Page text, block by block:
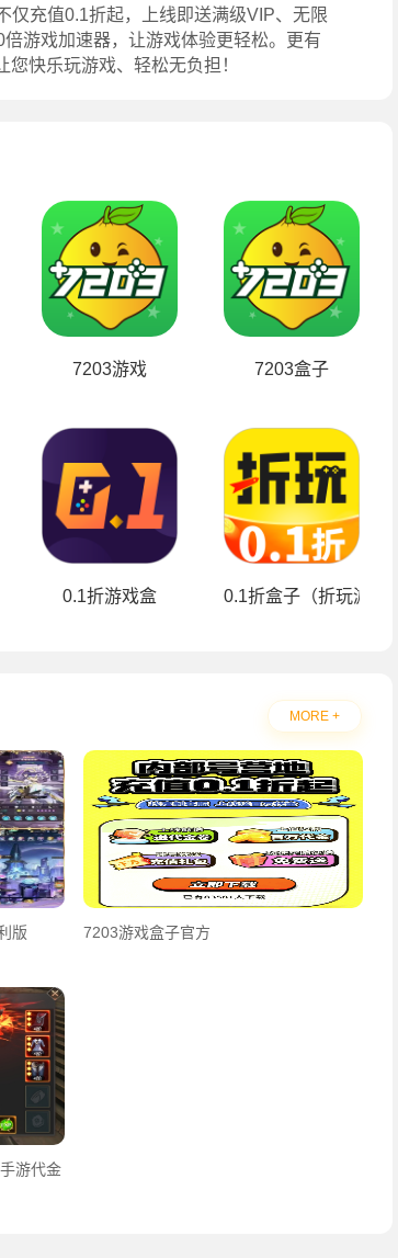
仅充值0.1折起，上线即送满级VIP、无限
游戏加速器，让游戏体验更轻松。更有
快乐玩游戏、轻松无负担！
7203游戏 7203盒子
0.1折游戏盒 0.1折盒子（折玩游戏）
MORE +
版 7203游戏盒子官方
游代金